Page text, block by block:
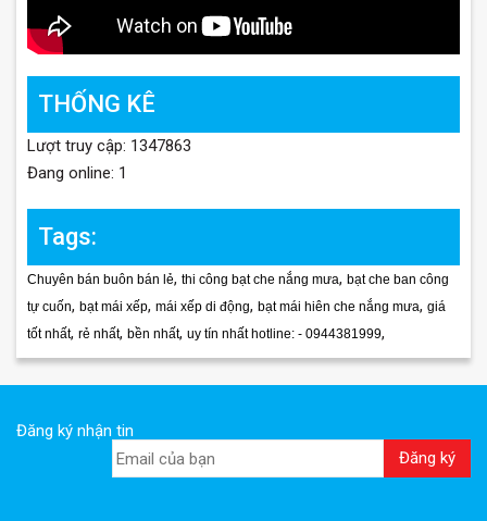
THỐNG KÊ
Lượt truy cập: 1347863
Đang online: 1
Tags:
Chuyên bán buôn bán lẻ, thi công bạt che nắng mưa, bạt che ban công
tự cuốn, bạt mái xếp, mái xếp di động, bạt mái hiên che nắng mưa, giá
tốt nhất, rẻ nhất, bền nhất, uy tín nhất hotline: - 0944381999,
Đăng ký nhận tin